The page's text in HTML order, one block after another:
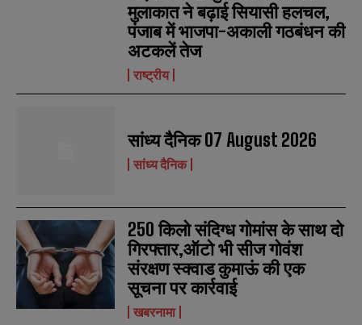
मुलाकात ने बढ़ाई सियासी हलचल,
पंजाब में भाजपा-अकाली गठबंधन की
अटकलें तेज
राष्ट्रीय
सांध्य दैनिक 07 August 2026
सांध्य दैनिक
250 किलो संदिग्ध गोमांस के साथ दो
गिरफ्तार,ऑटो भी सीज गोवंश
संरक्षण स्क्वाड कुमाऊं की एक
सूचना पर कार्रवाई
खबरनामा